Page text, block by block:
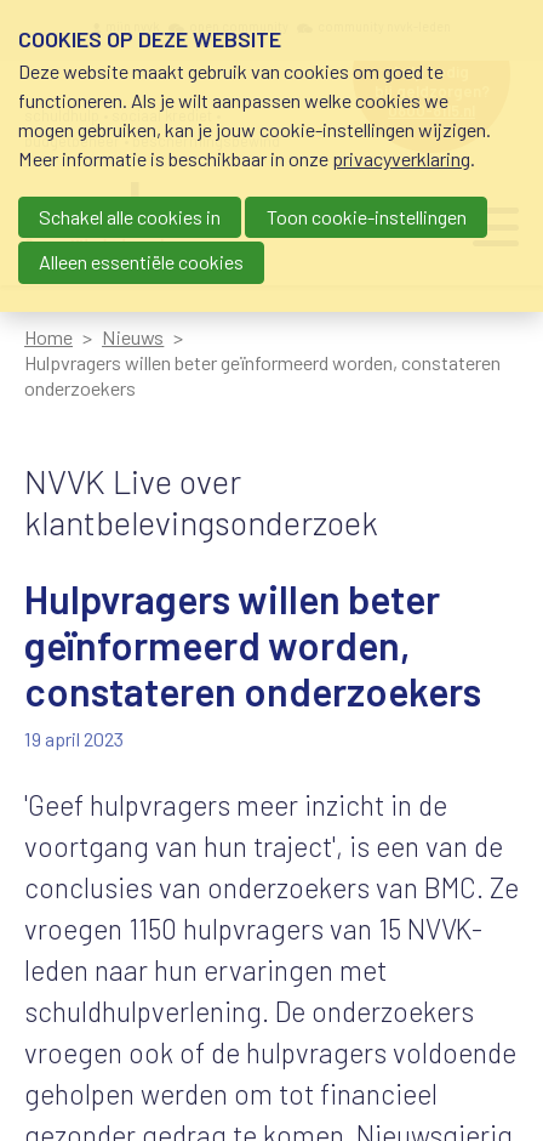
schuldhulp • sociaal krediet •
budgetbeheer • beschermingsbewind
hulp nodig
bij geldzorgen?
0800-8115.nl
Main navigation
Home
Nieuws
Hulpvragers willen beter geïnformeerd worden, constateren
onderzoekers
NVVK Live over
klantbelevingsonderzoek
Hulpvragers willen beter
geïnformeerd worden,
constateren onderzoekers
19 april 2023
'Geef hulpvragers meer inzicht in de
voortgang van hun traject', is een van de
conclusies van onderzoekers van BMC. Ze
vroegen 1150 hulpvragers van 15 NVVK-
leden naar hun ervaringen met
schuldhulpverlening. De onderzoekers
vroegen ook of de hulpvragers voldoende
geholpen werden om tot financieel
COOKIES OP DEZE WEBSITE
Deze website maakt gebruik van cookies om goed te
functioneren. Als je wilt aanpassen welke cookies we
mogen gebruiken, kan je jouw cookie-instellingen wijzigen.
Meer informatie is beschikbaar in onze privacyverklaring.
Schakel alle cookies in
Toon cookie-instellingen
Alleen essentiële cookies